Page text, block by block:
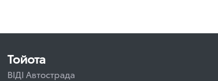
Тойота
ВІДІ Автострада